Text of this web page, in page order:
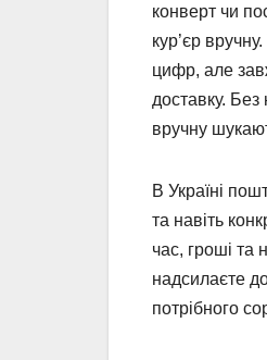
конверт чи
кур’єр
цифр, але
доставку. Без
вручну
В Україні
та навіть
час, гроші та
надсилаєте
потрібного